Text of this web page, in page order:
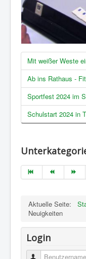
Mit weißer Weste
Ab ins Rathaus -
Sportfest 2024 im
Schulstart 2024 in
Aktuelle Seite:
Neuigkeiten
Login
Benutzername